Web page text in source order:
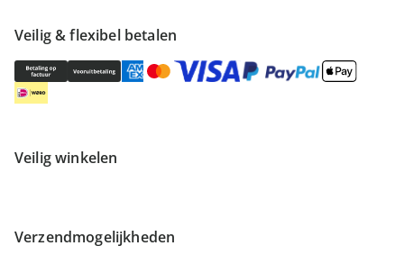
Veilig & flexibel betalen
Veilig winkelen
Verzendmogelijkheden